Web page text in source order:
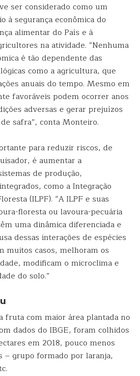
ser considerado como um
à segurança econômica do
alimentar do País e à
na atividade. “Nenhuma
é tão dependente das
como a agricultura, que
anuais do tempo. Mesmo em
favoráveis podem ocorrer anos
adversas e gerar prejuízos
safra”, conta Monteiro.
para reduzir riscos, de
é aumentar a
de produção,
como a Integração
(ILPF). “A ILPF e suas
floresta ou lavoura-pecuária
uma dinâmica diferenciada e
dessas interações de espécies
muitos casos, melhoram os
modificam o microclima e
do solo.”
fruta com maior área plantada no
dados do IBGE, foram colhidos
em 2018, pouco menos
– grupo formado por laranja,